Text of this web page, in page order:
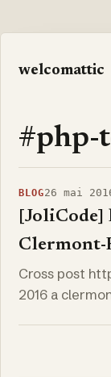
welcomattic
#php-
BLOG26 mai
[JoliCode]
Clermont-
Cross post
2016 a